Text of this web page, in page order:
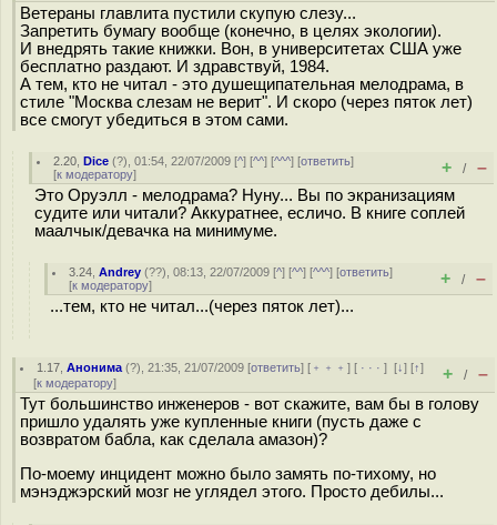
Ветераны главлита пустили скупую слезу...
Запретить бумагу вообще (конечно, в целях экологии).
И внедрять такие книжки. Вон, в университетах США уже
бесплатно раздают. И здравствуй, 1984.
А тем, кто не читал - это душещипательная мелодрама, в
стиле "Москва слезам не верит". И скоро (через пяток лет)
все смогут убедиться в этом сами.
2.20 ,Dice (?), 01:54, 22/07/2009 [^] [^^] [^^^] [ответить]
[к модератору] + / –
Это Оруэлл - мелодрама? Нуну... Вы по экранизациям
судите или читали? Аккуратнее, есличо. В книге соплей
маалчык/девачка на минимуме.
3.24 ,Andrey (??), 08:13, 22/07/2009 [^] [^^] [^^^] [ответить]
[к модератору] + / –
...тем, кто не читал...(через пяток лет)...
1.17 ,Анонима (?), 21:35, 21/07/2009 [ответить] [ ﹢﹢﹢] [ · · ·][↓] [↑]
[к модератору] + / –
Тут большинство инженеров - вот скажите, вам бы в голову
пришло удалять уже купленные книги (пусть даже с
возвратом бабла, как сделала амазон)?
По-моему инцидент можно было замять по-тихому, но
мэнэджэрский мозг не углядел этого. Просто дебилы...